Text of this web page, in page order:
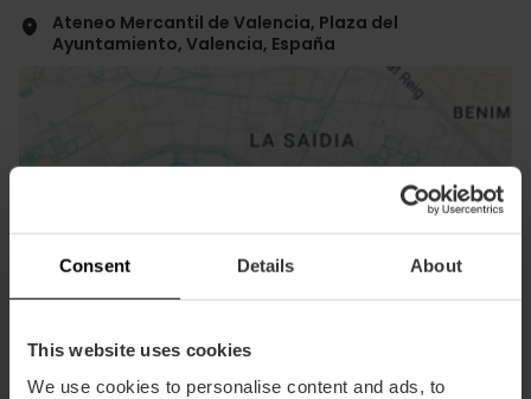
Consent Details About
This website uses cookies
We use cookies to personalise content and ads, to
Ateneo Mercantil de Valencia, Plaza del
Ayuntamiento, Valencia, España